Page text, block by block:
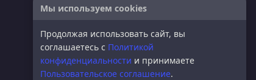
Мы используем cookies
Продолжая использовать сайт, вы
соглашаетесь с Политикой
конфиденциальности и принимаете
Пользовательское соглашение.